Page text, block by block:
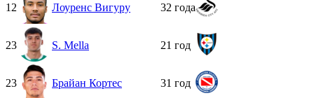
12 Лоуренс Вигуру 32 года
23 S. Mella 21 год
23 Брайан Кортес 31 год